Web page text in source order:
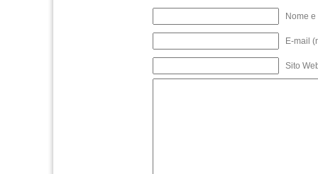
Nome
E-mail
Sito